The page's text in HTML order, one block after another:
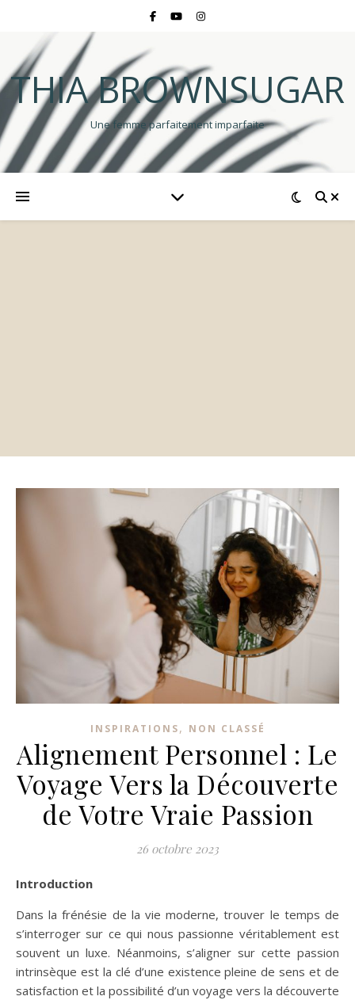
THIA BROWNSUGAR
Une femme parfaitement imparfaite
INSPIRATIONS, NON CLASSÉ
Alignement Personnel : Le
Voyage Vers la Découverte
de Votre Vraie Passion
26 octobre 2023
Introduction
Dans la frénésie de la vie moderne, trouver le temps de
s’interroger sur ce qui nous passionne véritablement est
souvent un luxe. Néanmoins, s’aligner sur cette passion
intrinsèque est la clé d’une existence pleine de sens et de
satisfaction et la possibilité d’un voyage vers la découverte